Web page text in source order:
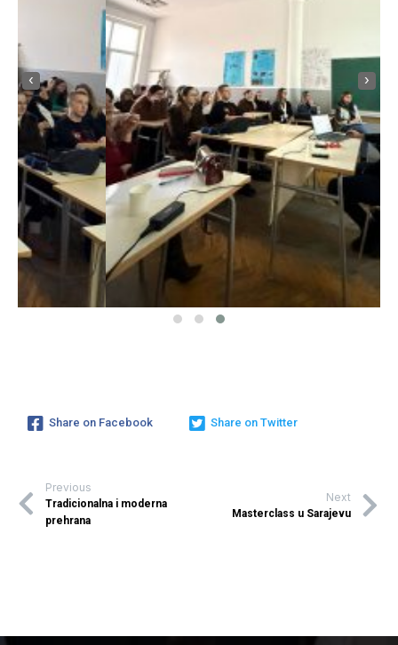
‹ ›
Share on Facebook Share on Twitter
Previous
Tradicionalna i moderna
prehrana
Next
Masterclass u Sarajevu